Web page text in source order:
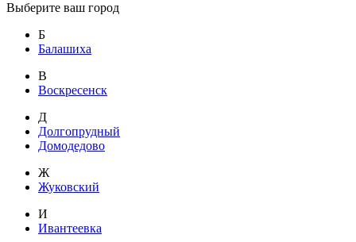
Выберите ваш город
Б
Балашиха
В
Воскресенск
Д
Долгопрудный
Домодедово
Ж
Жуковский
И
Ивантеевка